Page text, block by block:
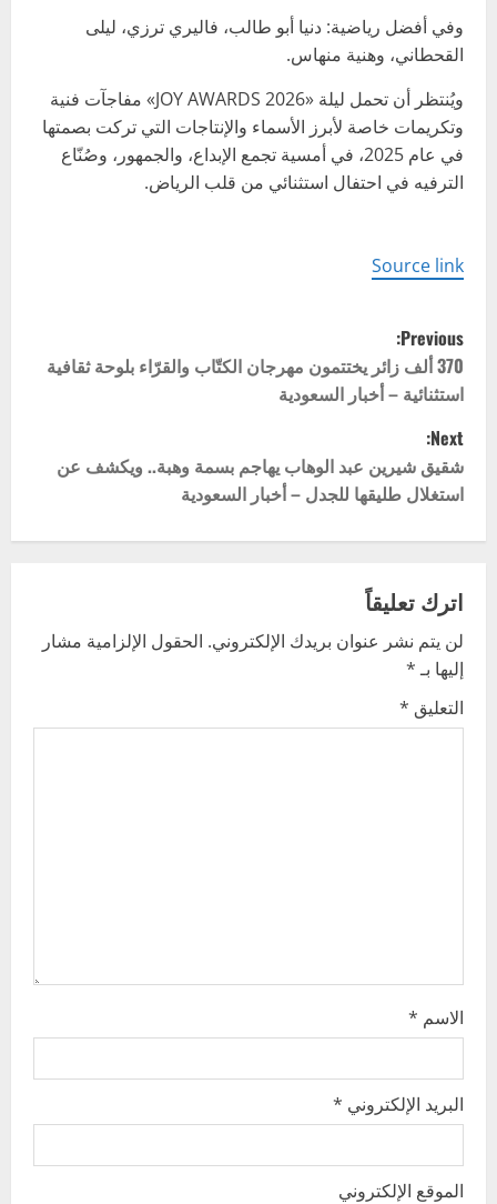
وفي أفضل رياضية: دنيا أبو طالب، فاليري ترزي، ليلى
القحطاني، وهنية منهاس.
ويُنتظر أن تحمل ليلة «JOY AWARDS 2026» مفاجآت فنية
وتكريمات خاصة لأبرز الأسماء والإنتاجات التي تركت بصمتها
في عام 2025، في أمسية تجمع الإبداع، والجمهور، وصُنّاع
الترفيه في احتفال استثنائي من قلب الرياض.
Source link
P
o
s
t
n
v
i
g
Previous:
370 ألف زائر يختتمون مهرجان الكتّاب والقرّاء بلوحة ثقافية
استثنائية – أخبار السعودية
Next:
شقيق شيرين عبد الوهاب يهاجم بسمة وهبة.. ويكشف عن
استغلال طليقها للجدل – أخبار السعودية
اترك تعليقاً
لن يتم نشر عنوان بريدك الإلكتروني. الحقول الإلزامية مشار
إليها بـ*
التعليق *
الاسم *
البريد الإلكتروني *
الموقع الإلكتروني